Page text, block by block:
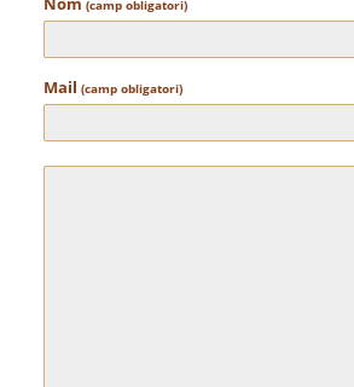
(camp obligatori)
Mail (camp obligatori)